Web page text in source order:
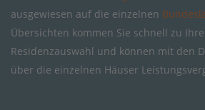
ausgewiesen auf die einzelnen
Übersichten kommen Sie schnell zu
Residenzauswahl und können mit den
über die einzelnen Häuser